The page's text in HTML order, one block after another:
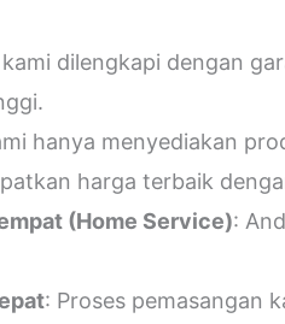
dilengkapi dengan
hanya menyediakan
harga terbaik
(Home Service):
: Proses pemasangan